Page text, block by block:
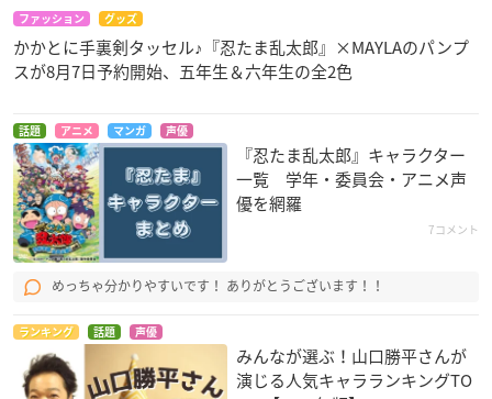
ファッション グッズ
かかとに手裏剣タッセル♪『忍たま乱太郎』×MAYLAのパンプ
スが8月7日予約開始、五年生＆六年生の全2色
話題 アニメ マンガ 声優
『忍たま乱太郎』キャラクター
一覧 学年・委員会・アニメ声
優を網羅
7コメント
めっちゃ分かりやすいです！ ありがとうございます！！
ランキング 話題 声優
みんなが選ぶ！山口勝平さんが
演じる人気キャラランキングTO